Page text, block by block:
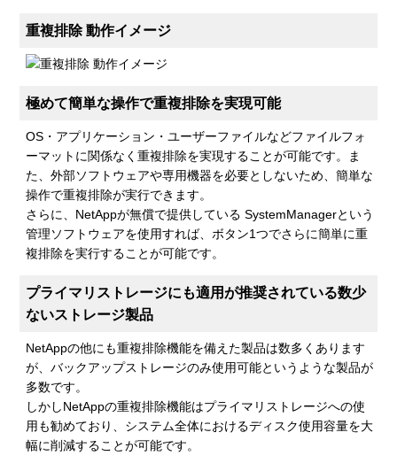
重複排除 動作イメージ
極めて簡単な操作で重複排除を実現可能
OS・アプリケーション・ユーザーファイルなどファイルフォ
ーマットに関係なく重複排除を実現することが可能です。ま
た、外部ソフトウェアや専用機器を必要としないため、簡単な
操作で重複排除が実行できます。
さらに、NetAppが無償で提供している SystemManagerという
管理ソフトウェアを使用すれば、ボタン1つでさらに簡単に重
複排除を実行することが可能です。
プライマリストレージにも適用が推奨されている数少
ないストレージ製品
NetAppの他にも重複排除機能を備えた製品は数多くあります
が、バックアップストレージのみ使用可能というような製品が
多数です。
しかしNetAppの重複排除機能はプライマリストレージへの使
用も勧めており、システム全体におけるディスク使用容量を大
幅に削減することが可能です。